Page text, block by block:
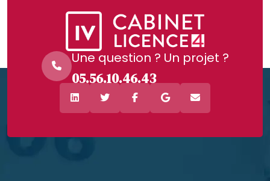
Une question ? Un projet ?
05.56.10.46.43